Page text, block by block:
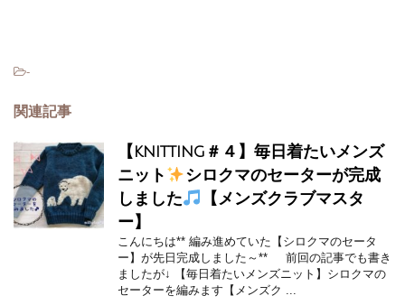
-
関連記事
【knitting＃４】毎日着たいメンズ
ニット
シロクマのセーターが完成
しました
【メンズクラブマスタ
ー】
こんにちは** 編み進めていた【シロクマのセータ
ー】が先日完成しました～** 前回の記事でも書き
ましたが↓ 【毎日着たいメンズニット】シロクマの
セーターを編みます【メンズク ...